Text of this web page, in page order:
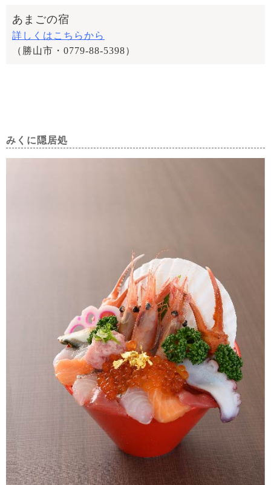
あまごの宿
詳しくはこちらから
（勝山市・0779-88-5398）
みくに隠居処